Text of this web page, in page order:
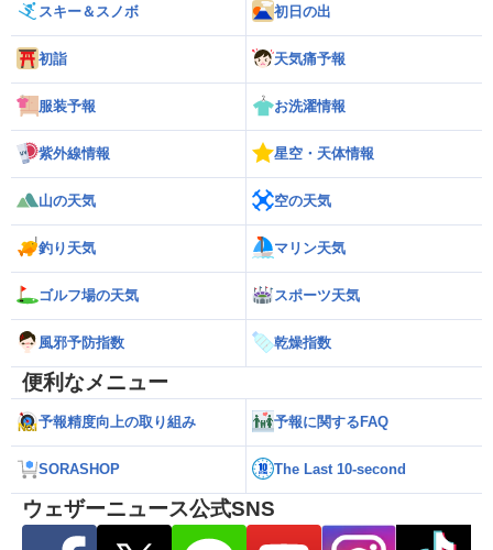
スキー＆スノボ 初日の出
初詣 天気痛予報
服装予報 お洗濯情報
紫外線情報 星空・天体情報
山の天気 空の天気
釣り天気 マリン天気
ゴルフ場の天気 スポーツ天気
風邪予防指数 乾燥指数
便利なメニュー
予報精度向上の取り組み 予報に関するFAQ
SORASHOP The Last 10-second
ウェザーニュース公式SNS